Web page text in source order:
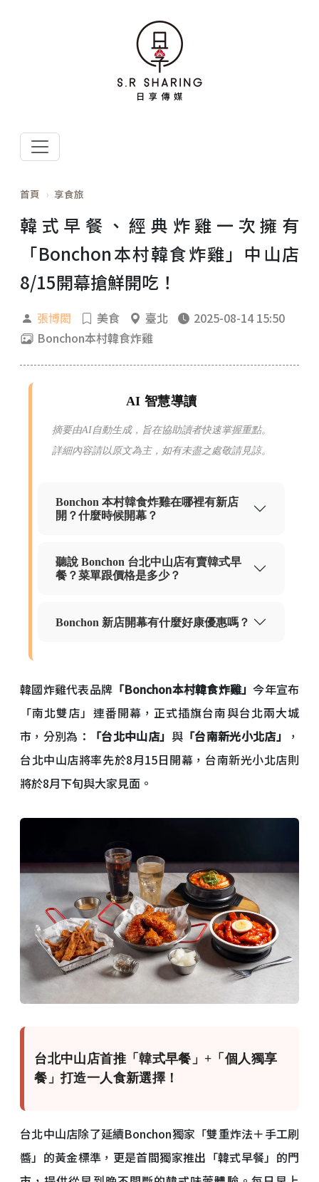
首頁 享食旅
韓式早餐、經典炸雞一次擁有
「Bonchon本村韓食炸雞」中山店
8/15開幕搶鮮開吃！
張博閎 美食 臺北
2025-08-14 15:50
Bonchon本村韓食炸雞
AI 智慧導讀
摘要由AI自動生成，旨在協助讀者快速掌握重點。
詳細內容請以原文為主，如有未盡之處敬請見諒。
Bonchon 本村韓食炸雞在哪裡有新店
開？什麼時候開幕？
聽說 Bonchon 台北中山店有賣韓式早
餐？菜單跟價格是多少？
Bonchon 新店開幕有什麼好康優惠嗎？
韓國炸雞代表品牌 「Bonchon本村韓食炸雞」今年宣布
「南北雙店」連番開幕，正式插旗台南與台北兩大城
市，分別為：
「台北中山店」 與「台南新光小北店」
，
台北中山店將率先於8月15日開幕，台南新光小北店則
將於8月下旬與大家見面。
台北中山店首推「韓式早餐」+「個人獨享
餐」打造一人食新選擇！
台北中山店除了延續Bonchon獨家「雙重炸法＋手工刷
醬」的黃金標準，更是首間獨家推出「韓式早餐」的門